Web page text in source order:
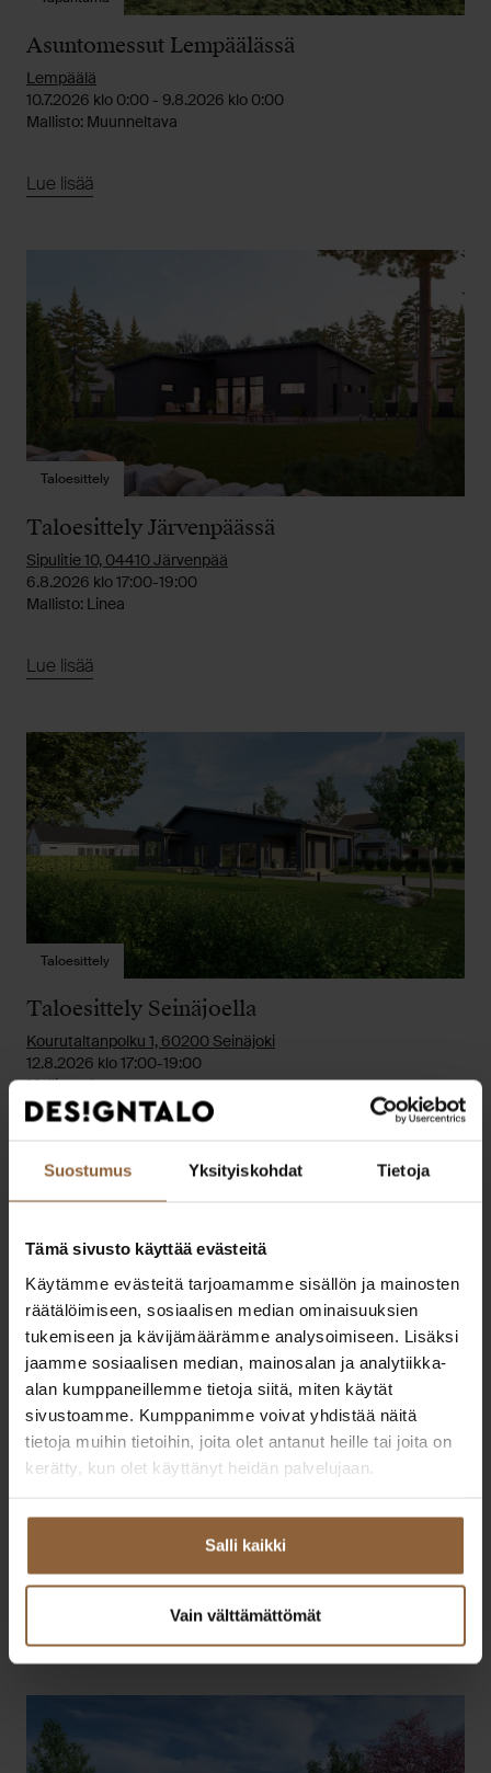
Suostumus Yksityiskohdat Tietoja
Tämä sivusto käyttää evästeitä
Käytämme evästeitä tarjoamamme sisällön ja mainosten
räätälöimiseen, sosiaalisen median ominaisuuksien
tukemiseen ja kävijämäärämme analysoimiseen. Lisäksi
jaamme sosiaalisen median, mainosalan ja analytiikka-
alan kumppaneillemme tietoja siitä, miten käytät
sivustoamme. Kumppanimme voivat yhdistää näitä
tietoja muihin tietoihin, joita olet antanut heille tai joita on
kerätty, kun olet käyttänyt heidän palvelujaan.
Salli kaikki
Vain välttämättömät
Asuntomessut Lempäälässä
Lempäälä
10.7.2026 klo 0:00 - 9.8.2026 klo 0:00
Mallisto: Muunneltava
Lue lisää
Taloesittely
Taloesittely Järvenpäässä
Sipulitie 10, 04410 Järvenpää
6.8.2026 klo 17:00-19:00
Mallisto: Linea
Lue lisää
Taloesittely
Taloesittely Seinäjoella
Kourutaltanpolku 1, 60200 Seinäjoki
12.8.2026 klo 17:00-19:00
Mallisto: Arte
Taloesittely
Pohjantähdentie 56 A as 2, 00740 Helsinki